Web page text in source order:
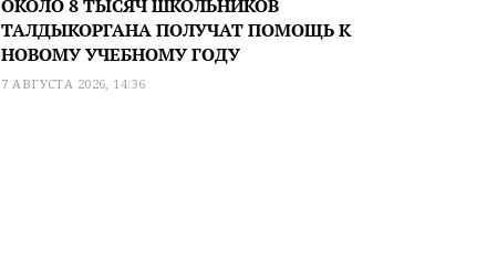
ОКОЛО 8 ТЫСЯЧ ШКОЛЬНИКОВ
ТАЛДЫКОРГАНА ПОЛУЧАТ ПОМОЩЬ К
НОВОМУ УЧЕБНОМУ ГОДУ
7 АВГУСТА 2026, 14:36